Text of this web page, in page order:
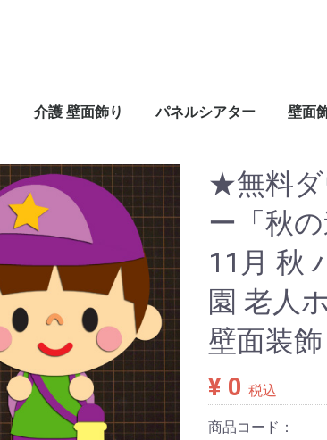
介護 壁面飾り パネルシアター 壁面
★無料ダ
ー「秋
11月 秋
園 老人
壁面装
¥ 0 税込
商品コード：